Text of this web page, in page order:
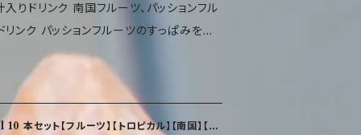
温にて保存してください 開封後 開封後
で保存し早めにお召し上がりください 留
・そば・卵・乳成分・落花生を使用した設
きさ 直径7.8×高さ8cm 重さ（瓶含む）
塩相当量 5.8g （推定値）
ーツ、パッションフル
ンク パッションフルーツのすっぱみを抑
自宅用にも、来客用にも、ピクニックや
香料、酸化防止剤（L-アスコルビン酸）、
ラロース）、着色料（食用黄色5号、食用黄
セット【フルーツ】【トロピカル】【南国】【お